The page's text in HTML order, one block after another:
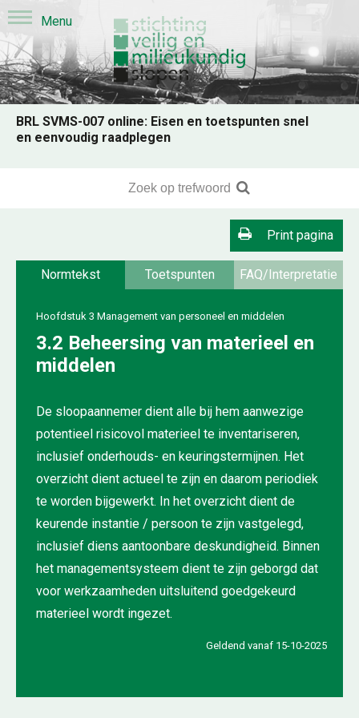
BRL SVMS-007 online: Eisen en toetspunten snel
en eenvoudig raadplegen
Print pagina
FAQ/Interpretatie
Toetspunten
Normtekst
Hoofdstuk 3 Management van personeel en middelen
3.2 Beheersing van materieel en
middelen
De sloopaannemer dient alle bij hem aanwezige
potentieel risicovol materieel te inventariseren,
inclusief onderhouds- en keuringstermijnen. Het
overzicht dient actueel te zijn en daarom periodiek
te worden bijgewerkt. In het overzicht dient de
keurende instantie / persoon te zijn vastgelegd,
inclusief diens aantoonbare deskundigheid. Binnen
het managementsysteem dient te zijn geborgd dat
voor werkzaamheden uitsluitend goedgekeurd
materieel wordt ingezet.
Geldend vanaf 15-10-2025